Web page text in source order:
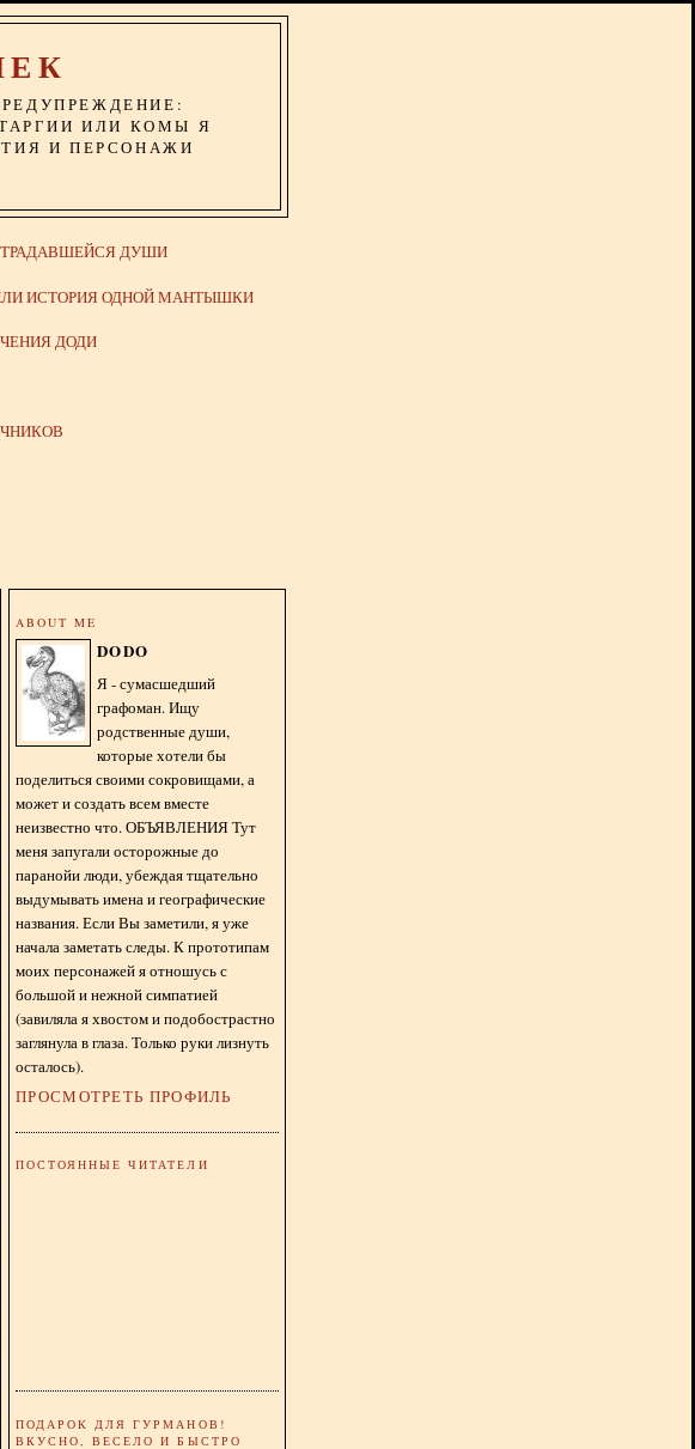
ИЛИ КОМЫ Я
И ПЕРСОНАЖИ
ДУШИ
ИСТОРИЯ ОДНОЙ МАНТЫШКИ
ДОДИ
ABOUT ME
DODO
Я - сумасшедший
графоман. Ищу
родственные души,
которые хотели бы
поделиться своими сокровищами, а
может и создать всем вместе
неизвестно что. ОБЪЯВЛЕНИЯ Тут
меня запугали осторожные до
паранойи люди, убеждая тщательно
выдумывать имена и географические
названия. Если Вы заметили, я уже
начала заметать следы. К прототипам
моих персонажей я отношусь с
большой и нежной симпатией
(завиляла я хвостом и подобострастно
заглянула в глаза. Только руки лизнуть
осталось).
ПРОСМОТРЕТЬ ПРОФИЛЬ
ПОСТОЯННЫЕ ЧИТАТЕЛИ
ПОДАРОК ДЛЯ ГУРМАНОВ!
ВКУСНО, ВЕСЕЛО И БЫСТРО